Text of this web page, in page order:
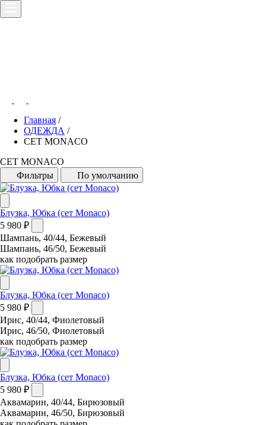
Главная /
ОДЕЖДА /
СЕТ MONACO
СЕТ MONACO
Фильтры
По умолчанию
Блузка, Юбка (сет Monaco)
5 980 ₽
Шампань, 40/44, Бежевый
Шампань, 46/50, Бежевый
как подобрать размер
Блузка, Юбка (сет Monaco)
5 980 ₽
Ирис, 40/44, Фиолетовый
Ирис, 46/50, Фиолетовый
как подобрать размер
Блузка, Юбка (сет Monaco)
5 980 ₽
Аквамарин, 40/44, Бирюзовый
Аквамарин, 46/50, Бирюзовый